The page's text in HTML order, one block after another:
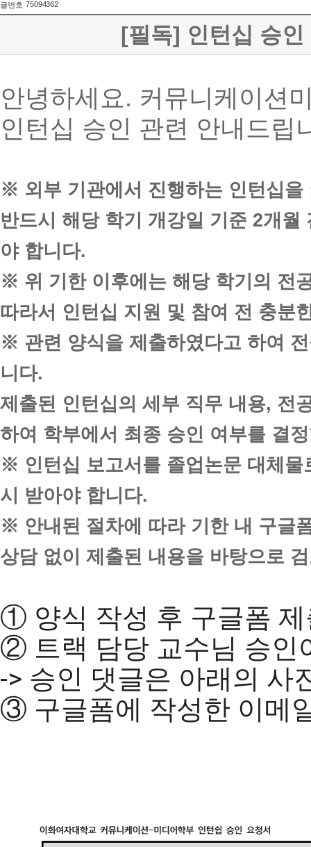
글번호 75094362
[필독] 인턴십 승
안녕하세요. 커뮤니케이션
인턴십 승인 관련 안내드립
※ 외부 기관에서 진행하는 인턴십을
반드시 해당 학기 개강일 기준 2개
야 합니다.
※ 위 기한 이후에는 해당 학기의 전
따라서 인턴십 지원 및 참여 전 충분
※ 관련 양식을 제출하였다고 하여
니다.
제출된 인턴십의 세부 직무 내용, 전
하여 학부에서 최종 승인 여부를 결
※ 인턴십 보고서를 졸업논문 대체물
시 받아야 합니다.
※ 안내된 절차에 따라 기한 내 구글
상담 없이 제출된 내용을 바탕으로
① 양식 작성 후 구글폼
② 트랙 담당 교수님 승인
-> 승인 댓글은 아래의 사
③ 구글폼에 작성한 이메